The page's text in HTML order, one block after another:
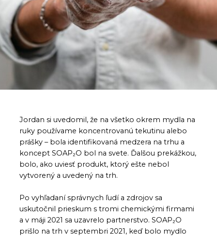
Jordan si uvedomil, že na všetko okrem mydla na
ruky používame koncentrovanú tekutinu alebo
prášky – bola identifikovaná medzera na trhu a
koncept SOAP₂O bol na svete. Ďalšou prekážkou,
bolo, ako uviesť produkt, ktorý ešte nebol
vytvorený a uvedený na trh.
Po vyhľadaní správnych ľudí a zdrojov sa
uskutočnil prieskum s tromi chemickými firmami
a v máji 2021 sa uzavrelo partnerstvo. SOAP₂O
prišlo na trh v septembri 2021, keď bolo mydlo